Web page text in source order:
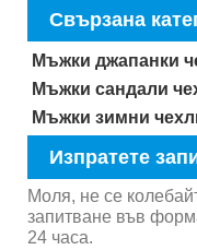
Свързана
Мъжки джапанки
Мъжки сандали
Мъжки зимни
Изпратете
Моля, не се
запитване във
24 часа.